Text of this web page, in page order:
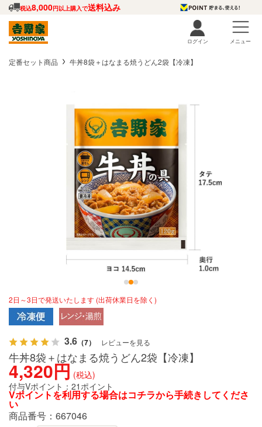
税込8,000円以上購入で送料込み
ログイン メニュー
定番セット商品 牛丼8袋＋はなまる焼うどん2袋【冷凍】
2日～3日で発送いたします (出荷休業日を除く)
3.6 （7） レビューを見る
牛丼8袋＋はなまる焼うどん2袋【冷凍】
4,320円 (税込)
付与Vポイント： 21ポイント
Vポイントを利用する場合はコチラから手続きしてくださ
い
商品番号： 667046